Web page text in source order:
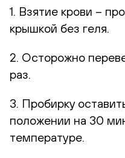
1. Взятие крови –
крышкой без геля.
2. Осторожно
раз.
3. Пробирку
положении на 30
температуре.